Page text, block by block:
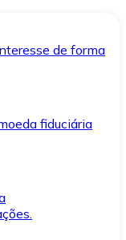
de forma
fiduciária